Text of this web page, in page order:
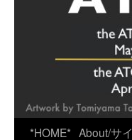
*HOME* About/サ